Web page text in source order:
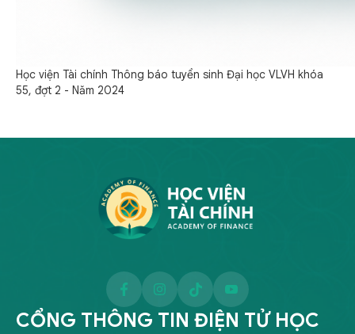
Học viện Tài chính Thông báo tuyển sinh Đại học VLVH khóa
55, đợt 2 - Năm 2024
CỔNG THÔNG TIN ĐIỆN TỬ HỌC